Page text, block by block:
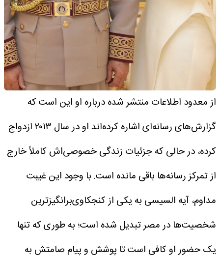
از معدود اطلاعات منتشر شده درباره او این است که
گزارش‌های رسانه‌ای اشاره کرده‌اند او در سال ۲۰۱۳ ازدواج
کرده، در حالی که جزئیات زندگی خصوصی‌اش کاملاً خارج
از تمرکز رسانه‌ها باقی مانده است. با وجود این غیبت
مداوم، آیه السیسی به یکی از کنجکاوی‌برانگیزترین
شخصیت‌ها در مصر تبدیل شده است؛ به طوری که تنها
یک حضور او کافی است تا پوشش و پیام صامتش به